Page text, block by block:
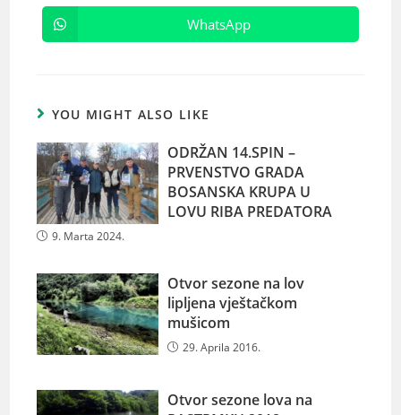
WhatsApp
YOU MIGHT ALSO LIKE
ODRŽAN 14.SPIN –
PRVENSTVO GRADA
BOSANSKA KRUPA U
LOVU RIBA PREDATORA
9. Marta 2024.
Otvor sezone na lov
lipljena vještačkom
mušicom
29. Aprila 2016.
Otvor sezone lova na